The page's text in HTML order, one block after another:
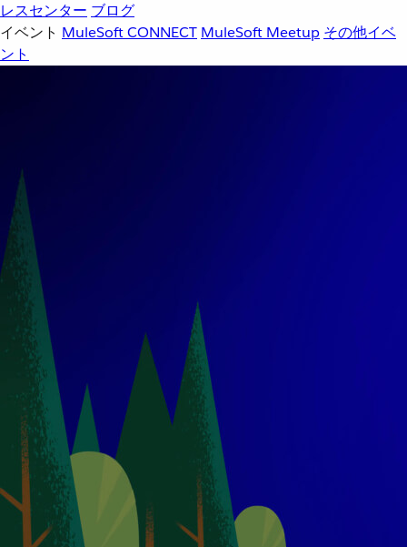
レスセンター ブログ
イベント MuleSoft CONNECT MuleSoft Meetup その他イベ
ント